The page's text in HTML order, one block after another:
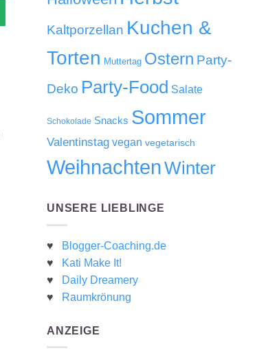
Kaltporzellan Kuchen &
Torten Muttertag Ostern Party-
Deko Party-Food Salate
Schokolade Snacks Sommer
Valentinstag vegan vegetarisch
WeihnachtenWinter
UNSERE LIEBLINGE
♥
Blogger-Coaching.de
♥
Kati Make It!
♥
Daily Dreamery
♥
Raumkrönung
ANZEIGE